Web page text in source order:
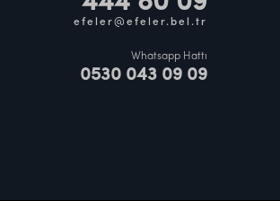
efeler@efeler.bel.tr
Whatsapp Hattı
0530 043 09 09